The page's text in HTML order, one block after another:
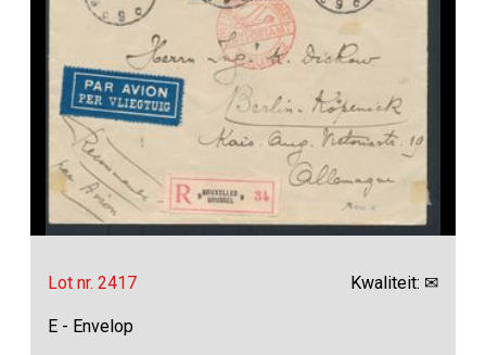
Lot nr. 2417 Kwaliteit: ✉
E - Envelop